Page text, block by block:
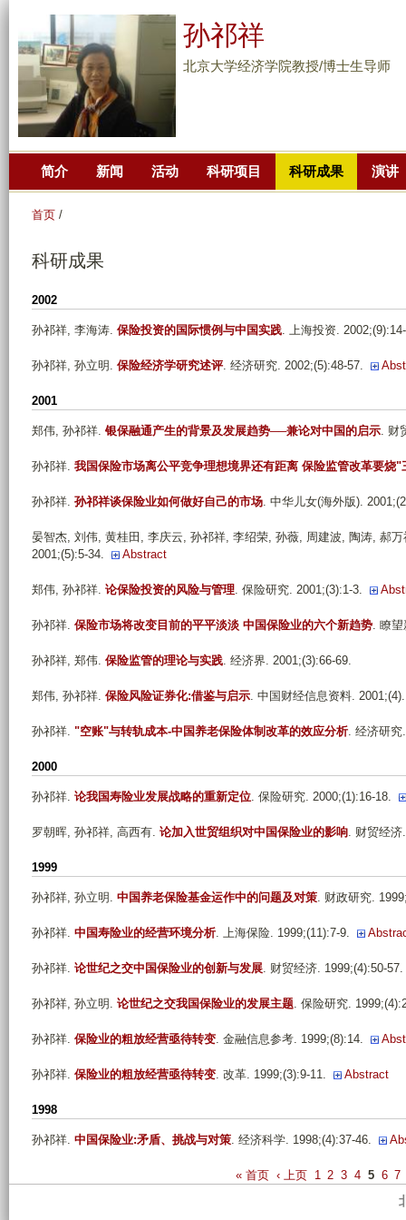
到
主
要
孙祁祥
北京大学经济学院教授/博士生导师
简介 新闻 活动 科研项目 科研成果 演讲
首页 /
科研成果
2002
孙祁祥, 李海涛. 保险投资的国际惯例与中国实践. 上海投资.
孙祁祥, 孙立明 . 保险经济学研究述评. 经济研究. 2002;(5):48-57.
2001
郑伟, 孙祁祥. 银保融通产生的背景及发展趋势──兼论对中国的启示. 财
孙祁祥. 我国保险市场离公平竞争理想境界还有距离 保险监管改革要烧"
孙祁祥. 孙祁祥谈保险业如何做好自己的市场. 中华儿女(海外版).
晏智杰, 刘伟, 黄桂田, 李庆云, 孙祁祥, 李绍荣, 孙薇, 周建波, 陶涛, 郝万
2001;(5):5-34.
Abstract
郑伟, 孙祁祥. 论保险投资的风险与管理. 保险研究. 2001;(3):1-3.
孙祁祥. 保险市场将改变目前的平平淡淡 中国保险业的六个新趋势. 瞭望
孙祁祥, 郑伟. 保险监管的理论与实践. 经济界. 2001;(3):66-69.
郑伟, 孙祁祥. 保险风险证券化:借鉴与启示. 中国财经信息资料. 2001;(4).
孙祁祥. "空账"与转轨成本-中国养老保险体制改革的效应分析. 经济研究
2000
孙祁祥. 论我国寿险业发展战略的重新定位. 保险研究. 2000;(1):16-18.
罗朝晖, 孙祁祥, 高西有. 论加入世贸组织对中国保险业的影响. 财贸经济
1999
孙祁祥, 孙立明 . 中国养老保险基金运作中的问题及对策. 财政研究.
孙祁祥. 中国寿险业的经营环境分析. 上海保险. 1999;(11):7-9.
孙祁祥. 论世纪之交中国保险业的创新与发展. 财贸经济. 1999;(4):50-57.
孙祁祥, 孙立明 . 论世纪之交我国保险业的发展主题. 保险研究.
孙祁祥. 保险业的粗放经营亟待转变. 金融信息参考. 1999;(8):14.
孙祁祥. 保险业的粗放经营亟待转变. 改革. 1999;(3):9-11. Abstract
1998
孙祁祥. 中国保险业:矛盾、挑战与对策. 经济科学. 1998;(4):37-46.
« 首页 ‹ 上页 1 2 3 4 5 6 7